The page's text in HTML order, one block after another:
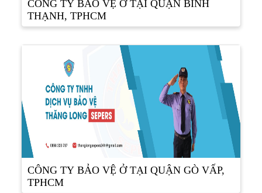
CÔNG TY BẢO VỆ Ở TẠI QUẬN BÌNH
THẠNH, TPHCM
CÔNG TY BẢO VỆ Ở TẠI QUẬN GÒ VẤP,
TPHCM